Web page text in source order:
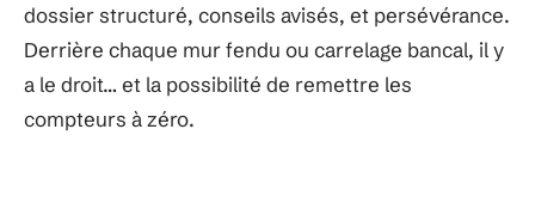
dossier structuré, conseils avisés, et persévérance.
Derrière chaque mur fendu ou carrelage bancal, il y
a le droit… et la possibilité de remettre les
compteurs à zéro.